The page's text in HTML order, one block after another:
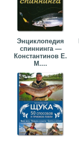
Энциклопедия
спиннинга —
Константинов Е.
М....